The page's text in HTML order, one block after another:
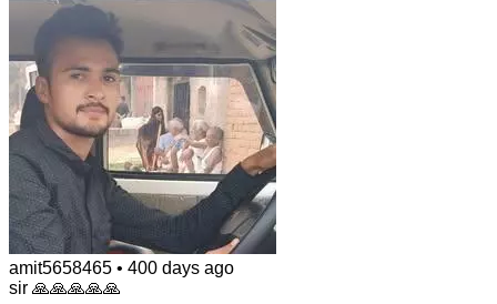
amit5658465 • 400 days ago
sir 🙏🙏🙏🙏🙏